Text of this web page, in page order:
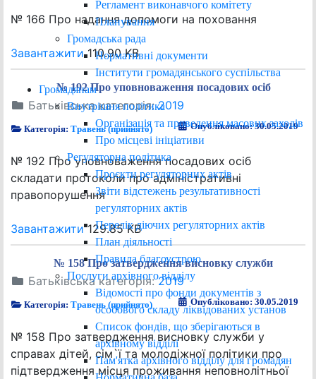
Регламент виконавчого комітету
Планування
Громадська рада
Нормативні документи
Інститути громадянського суспільства
Громадянам
Внутрішня політика
Організація та проведення масових заходів
Про місцеві ініціативи
Регуляторна політика
Проєкти регуляторних актів
Звіти відстежень результативності
регуляторних актів
Перелік діючих регуляторних актів
План діяльності
Правила благоустрою
Послуги архівного відділу
Відомості про фонди документів з
особового складу ліквідованих установ
Список фондів, що зберігаються в
архівному відділі
Пам'ятка архівного відділу для громадян
№ 166 Про надання допомоги на поховання
Завантажити110.90 KB
№ 192 Про уповноваження посадових осіб
Батьківська категорія:2019
Категорія:Травень (прийнято) Опубліковано: 30.05.2019
№ 192 Про уповноваження посадових осіб
складати протоколи про адміністративні
правопорушення
Завантажити129.85 KB
№ 158 Про затвердження висновку служби
Батьківська категорія:2019
Категорія:Травень (прийнято) Опубліковано: 30.05.2019
№ 158 Про затвердження висновку служби у
справах дітей, сім`ї та молодіжної політики про
підтвердження місця проживання неповнолітньої